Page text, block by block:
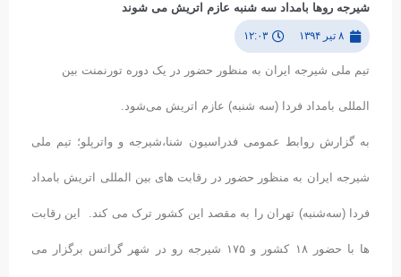
شیرجه روها بامداد سه شنبه عازم اتریش می شوند
۸ تیر ۱۳۹۴ ۱۲:۰۳
تیم ملی شیرجه ایران به منظور حضور در یک دوره تورنمنت بین
المللی بامداد فردا (سه شنبه) عازم اتریش می‌شود.
به گزارش روابط عمومی فدراسیون شنا،شیرجه و واترپلو؛ تیم ملی
شیرجه ایران به منظور حضور در رقابت های بین المللی اتریش بامداد
فردا (سه‌شنبه) تهران را به مقصد این کشور ترک می کند. این رقابت
ها با حضور ۱۸ کشور و ۱۷۵ شیرجه رو در شهر گراتس برگزار می